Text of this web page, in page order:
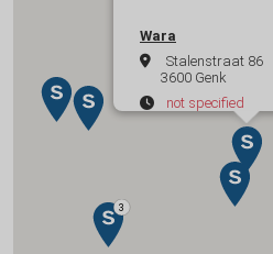
Wara
Stalenstraat 86
3600 Genk
not specified